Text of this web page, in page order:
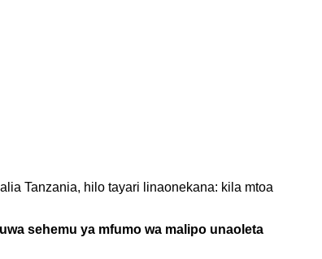
Tanzania, hilo tayari linaonekana: kila mtoa
sehemu ya mfumo wa malipo unaoleta